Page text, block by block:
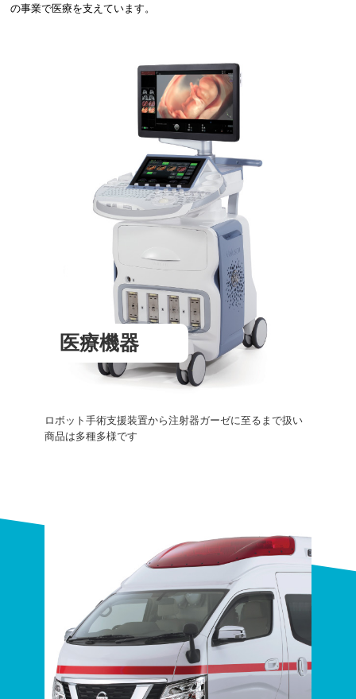
の事業で医療を支えています。
医療機器
ロボット手術支援装置から注射器ガーゼに至るまで扱い
商品は多種多様です